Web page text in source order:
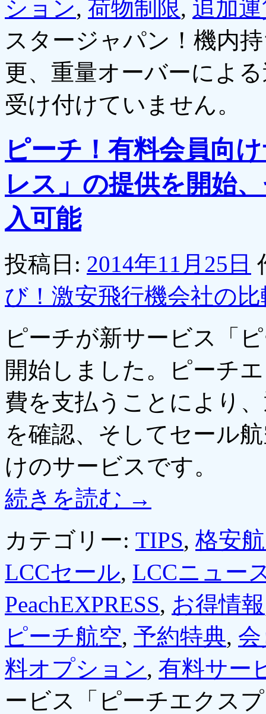
ション, 荷物制限, 追加
スタージャパン！機内
更、重量オーバーによ
受け付けていません。
ピーチ！有料会員向
レス」の提供を開始
入可能
投稿日: 2014年11月25日
び！激安飛行機会社の
ピーチが新サービス「
開始しました。ピーチ
費を支払うことにより
を確認、そしてセール
けのサービスです。
続きを読む →
カテゴリー: TIPS, 格安
LCCセール, LCCニュー
PeachEXPRESS, お得情報
ピーチ航空, 予約特典,
料オプション, 有料サー
ービス「ピーチエクス